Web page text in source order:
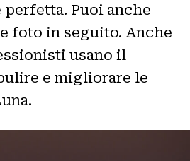
perfetta. Puoi anche
foto in seguito. Anche
usano il
e migliorare le